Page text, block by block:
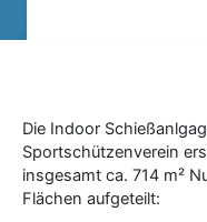
Die Indoor
Sportschützenverein
insgesamt ca. 714 m²
Flächen aufgeteilt: